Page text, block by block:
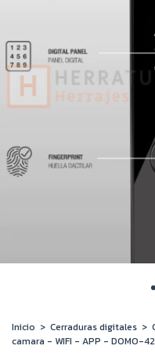
Inicio > Cerraduras digitales >
camara - WIFI - APP - DOMO-42